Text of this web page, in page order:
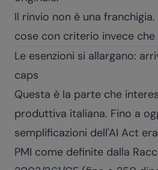
Il rinvio non è una
cose con criterio invece che
Le esenzioni si allargano:
caps
Questa è la parte che
produttiva italiana. Fino a
semplificazioni dell'AI Act
PMI come definite dalla